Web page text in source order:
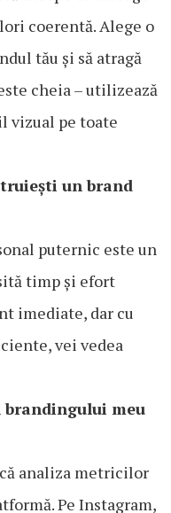
coerentă. Alege o
tău și să atragă
cheia – utilizează
vizual pe toate
un brand
puternic este un
timp și efort
imediate, dar cu
vei vedea
brandingului meu
analiza metricilor
Pe Instagram,